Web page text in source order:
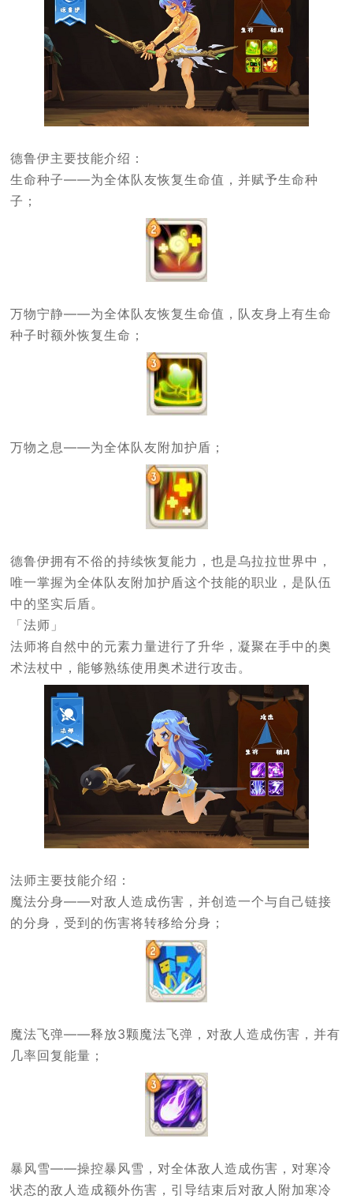
德鲁伊主要技能介绍：
生命种子——为全体队友恢复生命值，并赋予生命种
子；
万物宁静——为全体队友恢复生命值，队友身上有生命
种子时额外恢复生命；
万物之息——为全体队友附加护盾；
德鲁伊拥有不俗的持续恢复能力，也是乌拉拉世界中，
唯一掌握为全体队友附加护盾这个技能的职业，是队伍
中的坚实后盾。
「法师」
法师将自然中的元素力量进行了升华，凝聚在手中的奥
术法杖中，能够熟练使用奥术进行攻击。
法师主要技能介绍：
魔法分身——对敌人造成伤害，并创造一个与自己链接
的分身，受到的伤害将转移给分身；
魔法飞弹——释放3颗魔法飞弹，对敌人造成伤害，并有
几率回复能量；
暴风雪——操控暴风雪，对全体敌人造成伤害，对寒冷
状态的敌人造成额外伤害，引导结束后对敌人附加寒冷